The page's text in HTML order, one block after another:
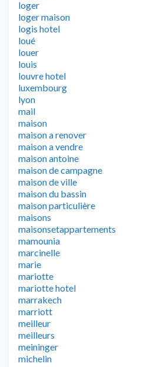
loger
loger maison
logis hotel
loué
louer
louis
louvre hotel
luxembourg
lyon
mail
maison
maison a renover
maison a vendre
maison antoine
maison de campagne
maison de ville
maison du bassin
maison particulière
maisons
maisonsetappartements
mamounia
marcinelle
marie
mariotte
mariotte hotel
marrakech
marriott
meilleur
meilleurs
meininger
michelin